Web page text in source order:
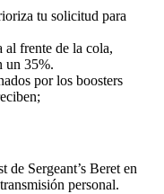
tu solicitud para
frente de la cola,
un 35%.
por los boosters
Sergeant’s Beret en
personal.